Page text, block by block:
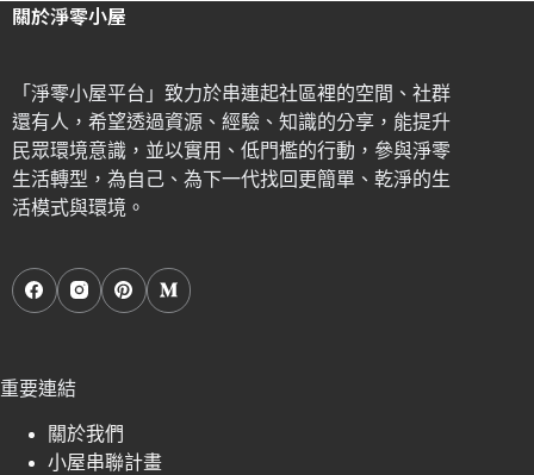
關於淨零小屋
「淨零小屋平台」致力於串連起社區裡的空間、社群
還有人，希望透過資源、經驗、知識的分享，能提升
民眾環境意識，並以實用、低門檻的行動，參與淨零
生活轉型，為自己、為下一代找回更簡單、乾淨的生
活模式與環境。
重要連結
關於我們
小屋串聯計畫